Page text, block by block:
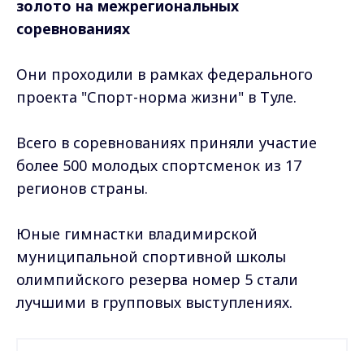
золото на межрегиональных
соревнованиях
Они проходили в рамках федерального
проекта "Спорт-норма жизни" в Туле.
Всего в соревнованиях приняли участие
более 500 молодых спортсменок из 17
регионов страны.
Юные гимнастки владимирской
муниципальной спортивной школы
олимпийского резерва номер 5 стали
лучшими в групповых выступлениях.